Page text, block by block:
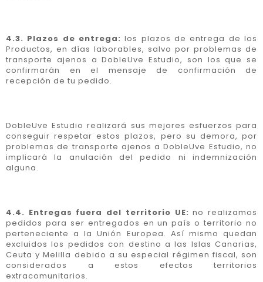
4.3. Plazos de entrega: los plazos de entrega de los
Productos, en días laborables, salvo por problemas de
transporte ajenos a DobleUve Estudio, son los que se
confirmarán en el mensaje de confirmación de
recepción de tu pedido.
DobleUve Estudio realizará sus mejores esfuerzos para
conseguir respetar estos plazos, pero su demora, por
problemas de transporte ajenos a DobleUve Estudio, no
implicará la anulación del pedido ni indemnización
alguna.
4.4. Entregas fuera del territorio UE: no realizamos
pedidos para ser entregados en un país o territorio no
perteneciente a la Unión Europea. Así mismo quedan
excluidos los pedidos con destino a las Islas Canarias,
Ceuta y Melilla debido a su especial régimen fiscal, son
considerados a estos efectos territorios
extracomunitarios.